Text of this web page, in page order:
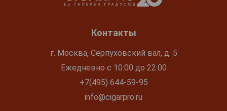
Контакты
г. Москва, Серпуховский вал, д. 5
Ежедневно с 10:00 до 22:00
+7(495) 644-59-95
info@cigarpro.ru